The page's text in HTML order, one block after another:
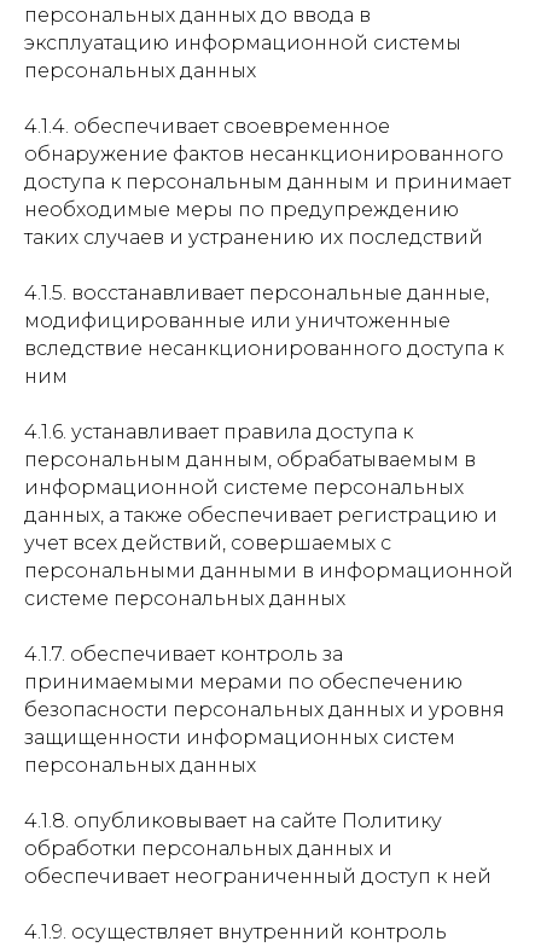
персональных данных до ввода в
эксплуатацию информационной системы
персональных данных
4.1.4. обеспечивает своевременное
обнаружение фактов несанкционированного
доступа к персональным данным и принимает
необходимые меры по предупреждению
таких случаев и устранению их последствий
4.1.5. восстанавливает персональные данные,
модифицированные или уничтоженные
вследствие несанкционированного доступа к
ним
4.1.6. устанавливает правила доступа к
персональным данным, обрабатываемым в
информационной системе персональных
данных, а также обеспечивает регистрацию и
учет всех действий, совершаемых с
персональными данными в информационной
системе персональных данных
4.1.7. обеспечивает контроль за
принимаемыми мерами по обеспечению
безопасности персональных данных и уровня
защищенности информационных систем
персональных данных
4.1.8. опубликовывает на сайте Политику
обработки персональных данных и
обеспечивает неограниченный доступ к ней
4.1.9. осуществляет внутренний контроль